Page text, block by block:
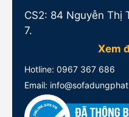
CS2: 84 Nguyễn Thị
7.
Xem
Hotline: 0967 367 686
Email: